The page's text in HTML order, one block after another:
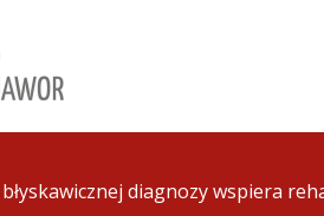
diagnozy wspiera